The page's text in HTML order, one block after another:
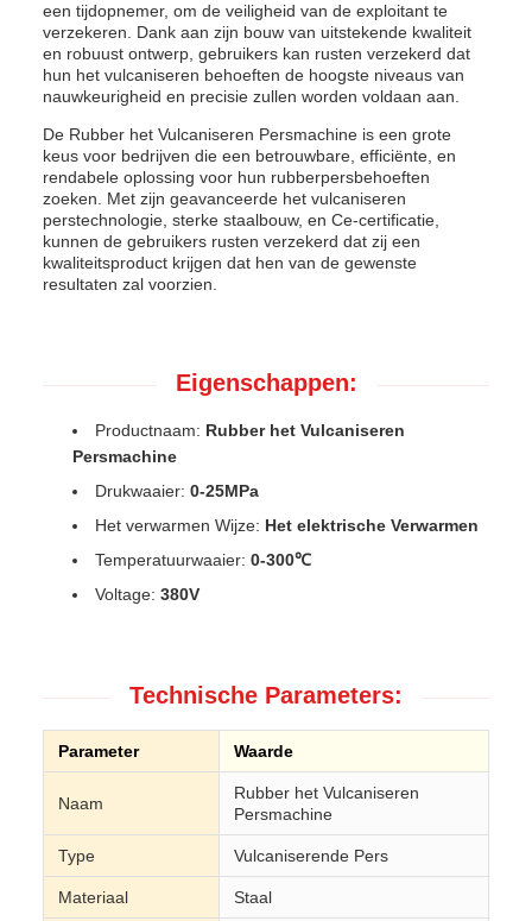
een tijdopnemer, om de veiligheid van de exploitant te
verzekeren. Dank aan zijn bouw van uitstekende kwaliteit
en robuust ontwerp, gebruikers kan rusten verzekerd dat
hun het vulcaniseren behoeften de hoogste niveaus van
nauwkeurigheid en precisie zullen worden voldaan aan.
De Rubber het Vulcaniseren Persmachine is een grote
keus voor bedrijven die een betrouwbare, efficiënte, en
rendabele oplossing voor hun rubberpersbehoeften
zoeken. Met zijn geavanceerde het vulcaniseren
perstechnologie, sterke staalbouw, en Ce-certificatie,
kunnen de gebruikers rusten verzekerd dat zij een
kwaliteitsproduct krijgen dat hen van de gewenste
resultaten zal voorzien.
Eigenschappen:
Productnaam: Rubber het Vulcaniseren
Persmachine
Drukwaaier: 0-25MPa
Het verwarmen Wijze: Het elektrische Verwarmen
Temperatuurwaaier: 0-300℃
Voltage: 380V
Technische Parameters:
Parameter Waarde
Naam
Rubber het Vulcaniseren
Persmachine
Type Vulcaniserende Pers
Materiaal Staal